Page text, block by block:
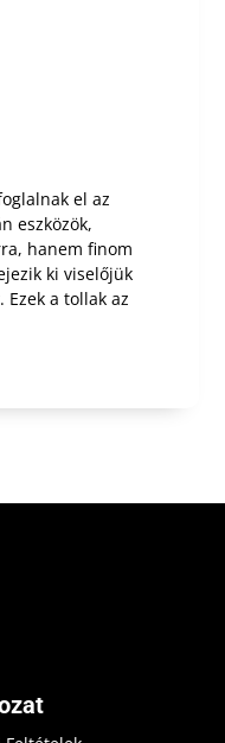
el az
eszközök,
hanem finom
ki viselőjük
a tollak az